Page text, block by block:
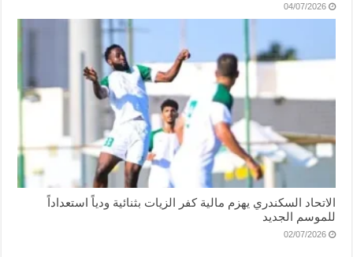
04/07/2026
الاتحاد السكندري يهزم مالية كفر الزيات بثنائية ودياً استعداداً
للموسم الجديد
02/07/2026